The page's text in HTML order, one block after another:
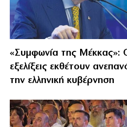
«Συμφωνία της Μέκκας»:
εξελίξεις εκθέτουν
την ελληνική κυβέρνηση